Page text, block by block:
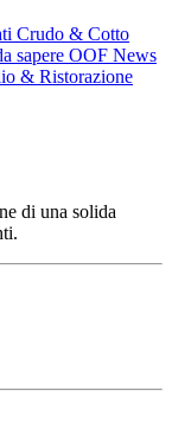
Crudo & Cotto
sapere OOF News
& Ristorazione
di una solida